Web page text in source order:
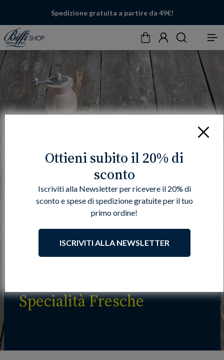
Spedizione gratuita a partire da 49€!
CarrelloAccountCerca Menu
Specialità Fresche
Chiudi
Ottieni subito il 20% di
sconto
Iscriviti alla Newsletter per ricevere il 20% di
sconto e spese di spedizione gratuite per il tuo
primo ordine!
ISCRIVITI ALLA NEWSLETTER